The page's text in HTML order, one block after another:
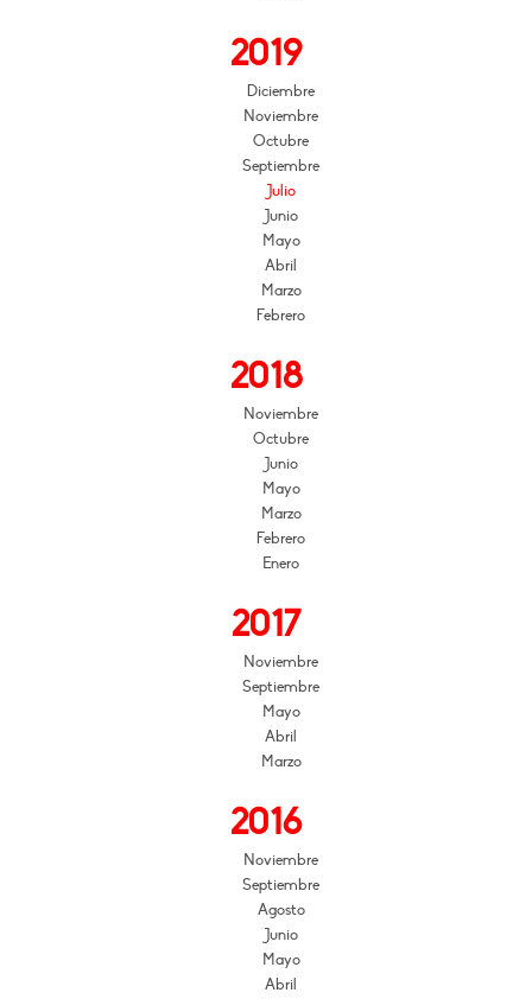
2019
Diciembre
Noviembre
Octubre
Septiembre
Julio
Junio
Mayo
Abril
Marzo
Febrero
2018
Noviembre
Octubre
Junio
Mayo
Marzo
Febrero
Enero
2017
Noviembre
Septiembre
Mayo
Abril
Marzo
2016
Noviembre
Septiembre
Agosto
Junio
Mayo
Abril